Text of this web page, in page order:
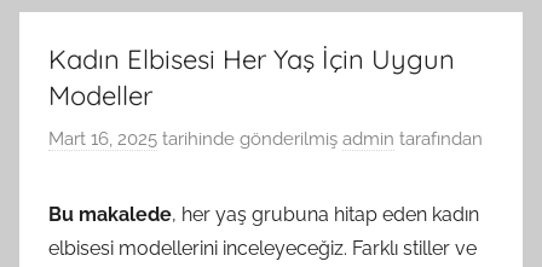
Kadın Elbisesi Her Yaş İçin Uygun
Modeller
Mart 16, 2025 tarihinde gönderilmiş admin tarafından
Bu makalede, her yaş grubuna hitap eden kadın
elbisesi modellerini inceleyeceğiz. Farklı stiller ve